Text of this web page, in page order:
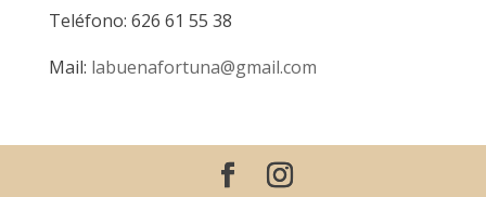
Teléfono: 626 61 55 38
Mail: labuenafortuna@gmail.com